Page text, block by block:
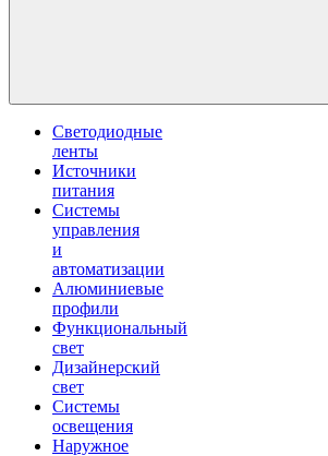
Светодиодные
ленты
Источники
питания
Системы
управления
и
автоматизации
Алюминиевые
профили
Функциональный
свет
Дизайнерский
свет
Системы
освещения
Наружное